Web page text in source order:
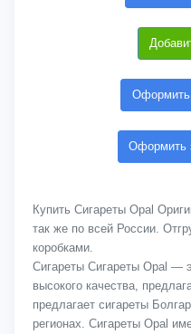
Оформить
Оформить
Купить Сигареты Opal
так же по всей России.
коробками.
Сигареты Сигареты Opal —
высокого качества,
предлагает сигареты
регионах. Сигареты Opal